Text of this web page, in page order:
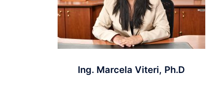
Ing. Marcela Viteri, Ph.D